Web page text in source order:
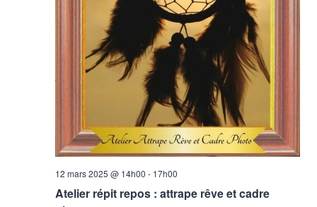
Atelier répit repos : attrape rêve et cadre
12 mars 2025 @ 14h00 - 17h00